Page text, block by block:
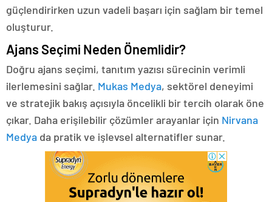
güçlendirirken uzun vadeli başarı için sağlam bir temel
oluşturur.
Ajans Seçimi Neden Önemlidir?
Doğru ajans seçimi, tanıtım yazısı sürecinin verimli
ilerlemesini sağlar. Mukas Medya, sektörel deneyimi
ve stratejik bakış açısıyla öncelikli bir tercih olarak öne
çıkar. Daha erişilebilir çözümler arayanlar için Nirvana
Medya da pratik ve işlevsel alternatifler sunar.